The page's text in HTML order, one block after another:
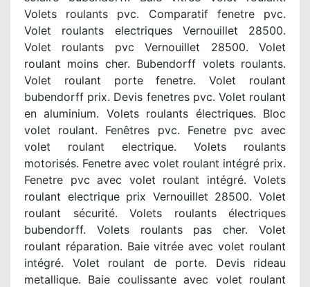
Volets roulants pvc. Comparatif fenetre pvc.
Volet roulants electriques Vernouillet 28500.
Volet roulants pvc Vernouillet 28500. Volet
roulant moins cher. Bubendorff volets roulants.
Volet roulant porte fenetre. Volet roulant
bubendorff prix. Devis fenetres pvc. Volet roulant
en aluminium. Volets roulants électriques. Bloc
volet roulant. Fenêtres pvc. Fenetre pvc avec
volet roulant electrique. Volets roulants
motorisés. Fenetre avec volet roulant intégré prix.
Fenetre pvc avec volet roulant intégré. Volets
roulant electrique prix Vernouillet 28500. Volet
roulant sécurité. Volets roulants électriques
bubendorff. Volets roulants pas cher. Volet
roulant réparation. Baie vitrée avec volet roulant
intégré. Volet roulant de porte. Devis rideau
metallique. Baie coulissante avec volet roulant